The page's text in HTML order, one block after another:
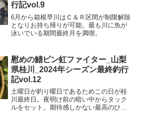
行記vol.9
6月から箱根早川はＣ＆Ｒ区間が制限解除
となりお持ち帰りが可能。最も川に魚が
泳いでいる期間最終月を満喫。
慰めの鰭ピン虹ファイター_山梨
県桂川_2024年シーズン最終釣行
記vol.12
土曜日が釣り曜日であるためこの日が桂
川最終日。夜明け前の暗い中からタック
ルをセット。期待感しかない最高のひと